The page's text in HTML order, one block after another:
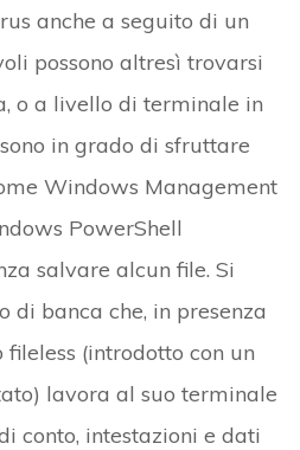
anche a seguito di un
possono altresì trovarsi
o a livello di terminale in
in grado di sfruttare
Windows Management
PowerShell
salvare alcun file. Si
di banca che, in presenza
(introdotto con un
lavora al suo terminale
conto, intestazioni e dati